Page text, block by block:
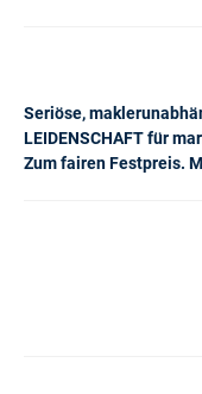
Seriöse,
LEIDENSCHAFT für
Zum fairen Festpreis.